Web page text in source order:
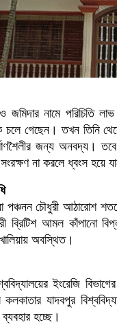
জমিদার নামে পরিচিতি
চলে গেছেন। তখন তিনি
জন্য অনবদ্য।
না করলে ধ্বংস হয়ে
চৌধুরী আঠারোশ
ব্রিটিশ আমল কাঁপানো
অবস্থিত।
ইংরেজি
যাদবপুর
হচ্ছে।